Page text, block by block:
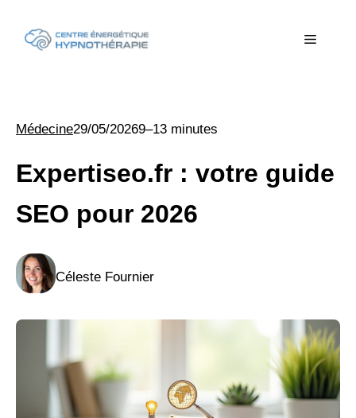
Menu
Médecine29/05/20269–13 minutes
Expertiseo.fr : votre guide
SEO pour 2026
Céleste Fournier